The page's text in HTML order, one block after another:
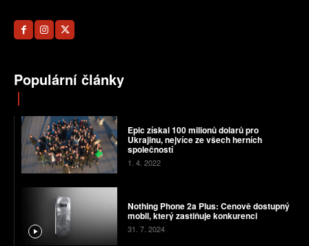
Populární články
Epic získal 100 milionů dolarů pro
Ukrajinu, nejvíce ze všech herních
společností
1. 4. 2022
Nothing Phone 2a Plus: Cenově dostupný
mobil, který zastiňuje konkurenci
31. 7. 2024